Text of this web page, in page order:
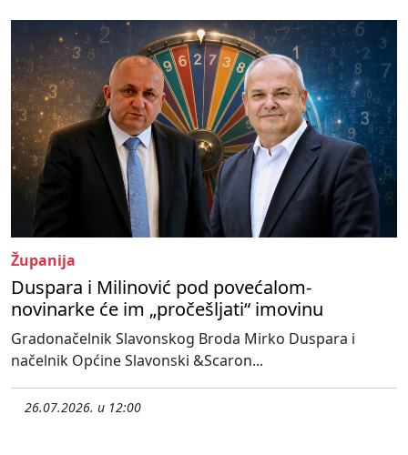
Županija
Duspara i Milinović pod povećalom-
novinarke će im „pročešljati“ imovinu
Gradonačelnik Slavonskog Broda Mirko Duspara i
načelnik Općine Slavonski &Scaron...
26.07.2026. u 12:00